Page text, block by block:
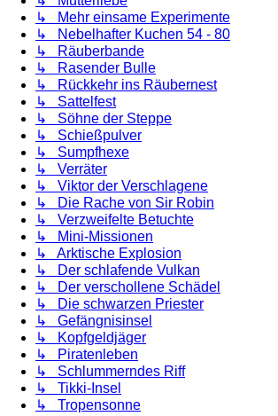
↳ Mehr einsame Experimente
↳ Nebelhafter Kuchen 54 - 80
↳ Räuberbande
↳ Rasender Bulle
↳ Rückkehr ins Räubernest
↳ Sattelfest
↳ Söhne der Steppe
↳ Schießpulver
↳ Sumpfhexe
↳ Verräter
↳ Viktor der Verschlagene
↳ Die Rache von Sir Robin
↳ Verzweifelte Betuchte
↳ Mini-Missionen
↳ Arktische Explosion
↳ Der schlafende Vulkan
↳ Der verschollene Schädel
↳ Die schwarzen Priester
↳ Gefängnisinsel
↳ Kopfgeldjäger
↳ Piratenleben
↳ Schlummerndes Riff
↳ Tikki-Insel
↳ Tropensonne